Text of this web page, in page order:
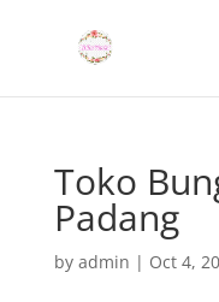
Toko
Padang
by admin | Oct 4,